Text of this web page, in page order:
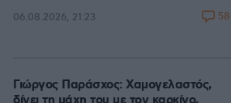
06.08.2026, 21:23 58
Γιώργος Παράσχος: Χαμογελαστός,